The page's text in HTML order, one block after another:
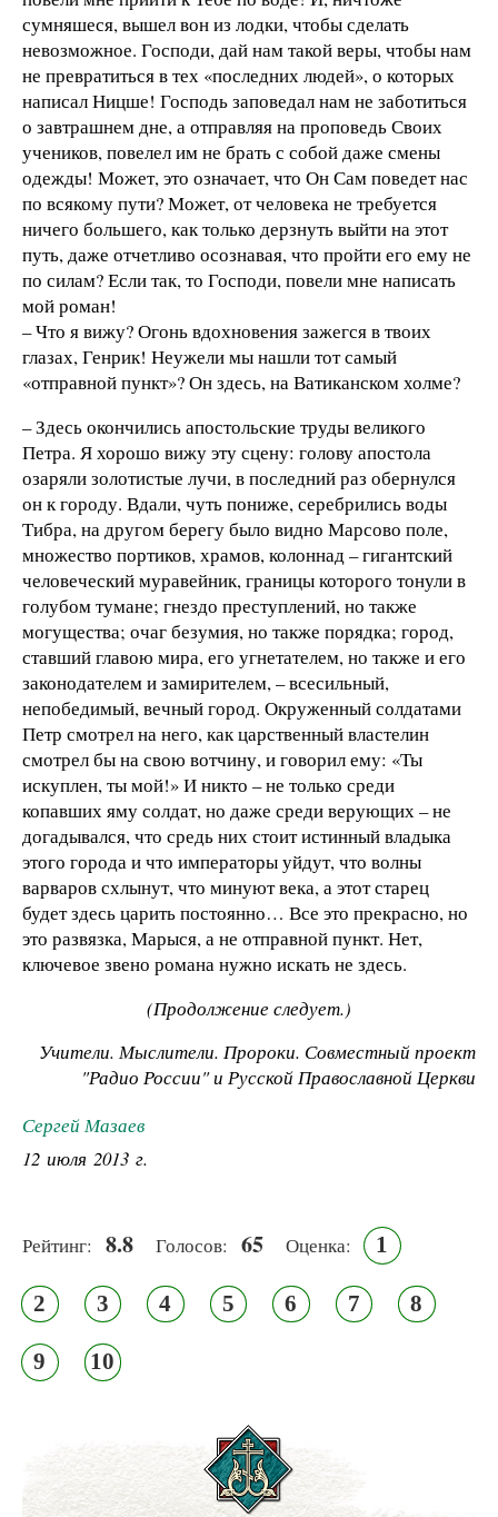
сумняшеся, вышел вон из лодки, чтобы сделать
невозможное. Господи, дай нам такой веры, чтобы нам
не превратиться в тех «последних людей», о которых
написал Ницше! Господь заповедал нам не заботиться
о завтрашнем дне, а отправляя на проповедь Своих
учеников, повелел им не брать с собой даже смены
одежды! Может, это означает, что Он Сам поведет нас
по всякому пути? Может, от человека не требуется
ничего большего, как только дерзнуть выйти на этот
путь, даже отчетливо осознавая, что пройти его ему не
по силам? Если так, то Господи, повели мне написать
мой роман!
– Что я вижу? Огонь вдохновения зажегся в твоих
глазах, Генрик! Неужели мы нашли тот самый
«отправной пункт»? Он здесь, на Ватиканском холме?
– Здесь окончились апостольские труды великого
Петра. Я хорошо вижу эту сцену: голову апостола
озаряли золотистые лучи, в последний раз обернулся
он к городу. Вдали, чуть пониже, серебрились воды
Тибра, на другом берегу было видно Марсово поле,
множество портиков, храмов, колоннад – гигантский
человеческий муравейник, границы которого тонули в
голубом тумане; гнездо преступлений, но также
могущества; очаг безумия, но также порядка; город,
ставший главою мира, его угнетателем, но также и его
законодателем и замирителем, – всесильный,
непобедимый, вечный город. Окруженный солдатами
Петр смотрел на него, как царственный властелин
смотрел бы на свою вотчину, и говорил ему: «Ты
искуплен, ты мой!» И никто – не только среди
копавших яму солдат, но даже среди верующих – не
догадывался, что средь них стоит истинный владыка
этого города и что императоры уйдут, что волны
варваров схлынут, что минуют века, а этот старец
будет здесь царить постоянно… Все это прекрасно, но
это развязка, Марыся, а не отправной пункт. Нет,
ключевое звено романа нужно искать не здесь.
(Продолжение следует.)
Учители. Мыслители. Пророки. Совместный проект
"Радио России" и Русской Православной Церкви
Сергей Мазаев
12 июля 2013 г.
Рейтинг: 8.8 Голосов: 65 Оценка: 1
2 3 4 5 6 7 8
9 10